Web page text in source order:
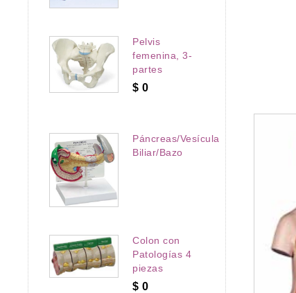
Pelvis
femenina, 3-
partes
$ 0
Páncreas/Vesícula
Biliar/Bazo
Colon con
Patologías 4
piezas
$ 0